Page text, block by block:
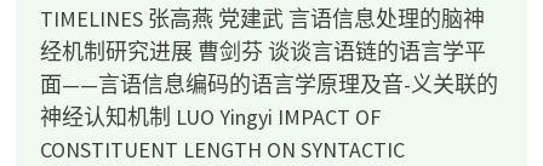
TIMELINES 张高燕 党建武 言语信息处理的脑神
经机制研究进展 曹剑芬 谈谈言语链的语言学平
面——言语信息编码的语言学原理及音-义关联的
神经认知机制 LUO Yingyi IMPACT OF
CONSTITUENT LENGTH ON SYNTACTIC